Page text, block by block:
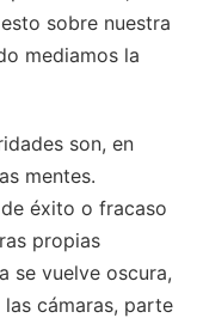
sobre nuestra
mediamos la
son, en
mentes.
éxito o fracaso
propias
se vuelve oscura,
cámaras, parte